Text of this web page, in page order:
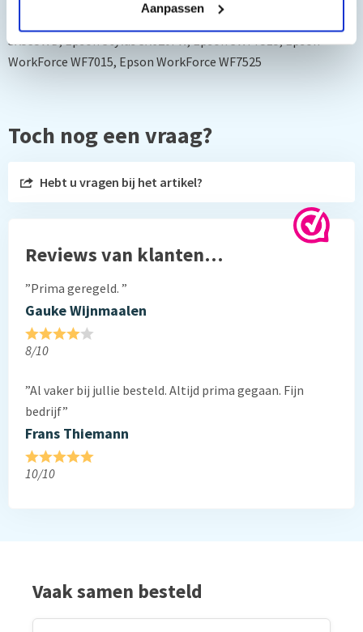
Aanpassen
Stylus SX445W, Epson Stylus SX525WD, Epson Stylus
SX535WD, Epson Stylus SX620FW, Epson SWF7515, Epson
WorkForce WF7015, Epson WorkForce WF7525
Toch nog een vraag?
Hebt u vragen bij het artikel?
Reviews van klanten…
”Prima geregeld. ”
Gauke Wijnmaalen
8/10
”Al vaker bij jullie besteld. Altijd prima gegaan. Fijn
bedrijf”
Frans Thiemann
10/10
Vaak samen besteld